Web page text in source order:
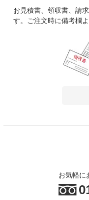
お見積書、領収書、請
す。ご注文時に備考欄
お気軽に